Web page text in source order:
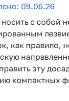
09.06.26
с собой
как правило,
эту
компактных